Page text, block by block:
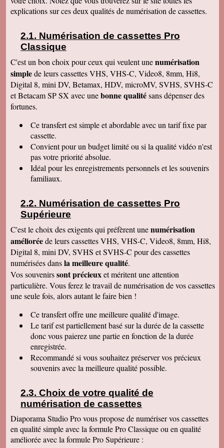
Le service aux clients est un art Mme Masse
est une artiste qui aime son métier et se soucie
Denise J
Merci pour votre très agréable numérisation sur
facilement. J'ai déménagé en Résidence
autonomie et trouvé quelqu'un pour la lancer sur
l'écran. Mais c'était simple et évident, avec un
peu de courage et de réflexion j'y serai
parvenue. Tout fonctionne, facile d'accès.
Merci. Je garde vos coordonnées. Bien
Bernard G
Pour votre livre d'or : J'ai oublié ou plutôt remis
à plus tard ce que je devais vous écrire après
avoir reçu le disque dur. Pardonnez ma
négligence. Je tiens à vous redire toute ma
satisfaction, pour le travail accompli, mais aussi
vous remercier pour la qualité de votre relation
avec vos clients, ce qui constitue au final une
pour votre entreprise. Bien cordialement
Claudine T
de déballer et de picorer d'une cassette à l'autre.
Merci pour le travail. Nos souvenirs sont sauvés
: une grande joie pour mes enfants et mes
petits enfants. Je vous recommanderais dans
mon entourage pour votre sérieux. Merci
encore.
Aurélie V
Bonjour Sandrine !! J'ai mis du temps pour vous
écrire un commentaire très positif car nous
Merveilleux travail !!! Les films sont super !!
Excellente qualité d'images malgré l'âge des K7
:) Vous êtes une personne de confiance et je
suis heureuse de vous avoir confié les vidéos
de ma Maman décédée !! Je vous recommande
vraiment !! Prenez bien soin de vous !! Au
plaisir
Gislaine P
pas que ça rendrait aussi bien du fait que mes
cassettes sont vieilles plus de 30 ans ! Je vais
parler de vous à ma soeur qui a des cassettes a
copier aussi sur des cd. Bonne journée
Félix F.
explications sur ces deux qualités de numérisation de cassettes.
Numérisation de cassettes Pro
Classique
C'est un bon choix pour ceux qui veulent unenumérisation
simplede leurs cassettes VHS, VHS-C, Video8, 8mm, Hi8,
Digital 8, mini DV, Betamax, HDV, microMV, SVHS, SVHS-C
et Betacam SP SX avec unebonne qualitésans dépenser des
fortunes.
Ce transfertest simple et abordable avec un tarif fixe par
cassette.
Convient pour un budget limité ou si la qualité vidéo n'est
pas votre priorité absolue.
Idéal pour les enregistrements personnels et les souvenirs
familiaux.
Numérisation de cassettes Pro
Supérieure
C'est le choix des exigents qui préfèrent unenumérisation
amélioréede leurs cassettes VHS, VHS-C, Video8, 8mm, Hi8,
Digital 8, mini DV, SVHS et SVHS-C pour des cassettes
numérisées dansla meilleure qualité.
Vos souvenirssont précieuxet méritent une attention
particulière. Vous ferez le travail de numérisation de vos cassettes
une seule fois, alors autant le faire bien !
Ce transfertoffre une meilleure qualité d'image.
Le tarif est partiellement basé sur la durée de la cassette
donc vous paierez une partie en fonction de la durée
enregistrée.
Recommandé si vous souhaitez préserver vos précieux
souvenirs avec la meilleure qualité possible.
Choix de votre qualité de
numérisation de cassettes
Diaporama Studio Pro vous propose de numériser vos cassettes
en qualité simple avec la formule Pro Classique ou en qualité
améliorée avec la formule Pro Supérieure :